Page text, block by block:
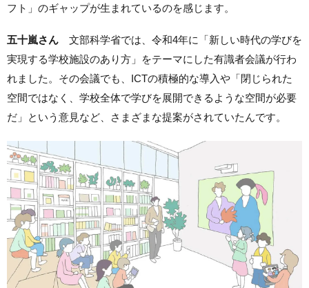
フト」のギャップが生まれているのを感じます。
五十嵐さん 文部科学省では、令和4年に「新しい時代の学びを
実現する学校施設のあり方」をテーマにした有識者会議が行わ
れました。その会議でも、ICTの積極的な導入や「閉じられた
空間ではなく、学校全体で学びを展開できるような空間が必要
だ」という意見など、さまざまな提案がされていたんです。